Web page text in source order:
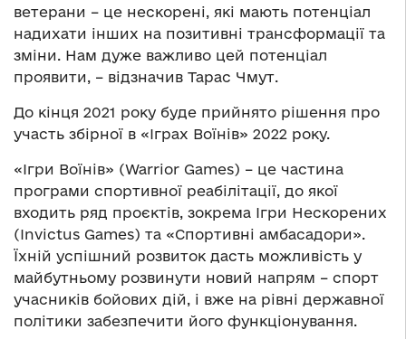
ветерани – це нескорені, які мають потенціал
надихати інших на позитивні трансформації та
зміни. Нам дуже важливо цей потенціал
проявити, – відзначив Тарас Чмут.
До кінця 2021 року буде прийнято рішення про
участь збірної в «Іграх Воїнів» 2022 року.
«Ігри Воїнів» (Warrior Games) – це частина
програми спортивної реабілітації, до якої
входить ряд проєктів, зокрема Ігри Нескорених
(Invictus Games) та «Спортивні амбасадори».
Їхній успішний розвиток дасть можливість у
майбутньому розвинути новий напрям – спорт
учасників бойових дій, і вже на рівні державної
політики забезпечити його функціонування.